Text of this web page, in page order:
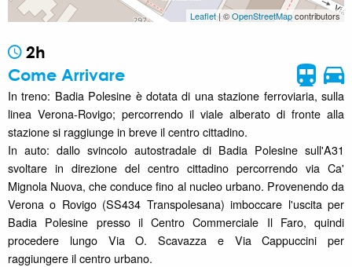
Leaflet| ©OpenStreetMapcontributors
2h
Come Arrivare
In treno: Badia Polesine è dotata di una stazione ferroviaria, sulla
linea Verona-Rovigo; percorrendo il viale alberato di fronte alla
stazione si raggiunge in breve il centro cittadino.
In auto: dallo svincolo autostradale di Badia Polesine sull'A31
svoltare in direzione del centro cittadino percorrendo via Ca'
Mignola Nuova, che conduce fino al nucleo urbano. Provenendo da
Verona o Rovigo (SS434 Transpolesana) imboccare l'uscita per
Badia Polesine presso il Centro Commerciale Il Faro, quindi
procedere lungo Via O. Scavazza e Via Cappuccini per
raggiungere il centro urbano.